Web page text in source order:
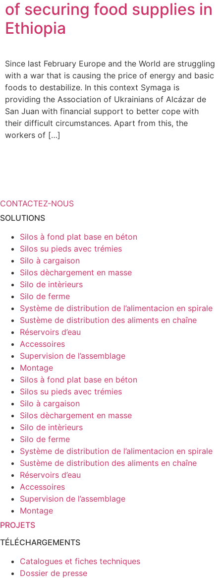
of securing food supplies in
Ethiopia
Since last February Europe and the World are struggling
with a war that is causing the price of energy and basic
foods to destabilize. In this context Symaga is
providing the Association of Ukrainians of Alcázar de
San Juan with financial support to better cope with
their difficult circumstances. Apart from this, the
workers of […]
CONTACTEZ-NOUS
SOLUTIONS
Silos à fond plat base en béton
Silos su pieds avec trémies
Silo à cargaison
Silos dèchargement en masse
Silo de intèrieurs
Silo de ferme
Système de distribution de l’alimentacion en spirale
Sustème de distribution des aliments en chaîne
Réservoirs d’eau
Accessoires
Supervision de l’assemblage
Montage
Silos à fond plat base en béton
Silos su pieds avec trémies
Silo à cargaison
Silos dèchargement en masse
Silo de intèrieurs
Silo de ferme
Système de distribution de l’alimentacion en spirale
Sustème de distribution des aliments en chaîne
Réservoirs d’eau
Accessoires
Supervision de l’assemblage
Montage
PROJETS
TÉLÉCHARGEMENTS
Catalogues et fiches techniques
Dossier de presse